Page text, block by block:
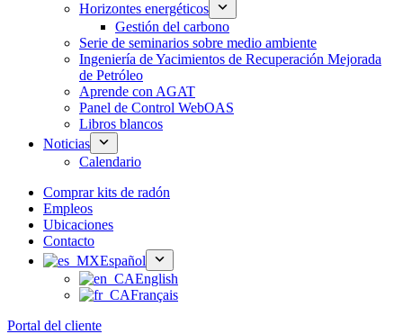
Horizontes energéticos
Gestión del carbono
Serie de seminarios sobre medio ambiente
Ingeniería de Yacimientos de Recuperación Mejorada
de Petróleo
Aprende con AGAT
Panel de Control WebOAS
Libros blancos
Noticias
Calendario
Comprar kits de radón
Empleos
Ubicaciones
Contacto
Español
English
Français
Portal del cliente